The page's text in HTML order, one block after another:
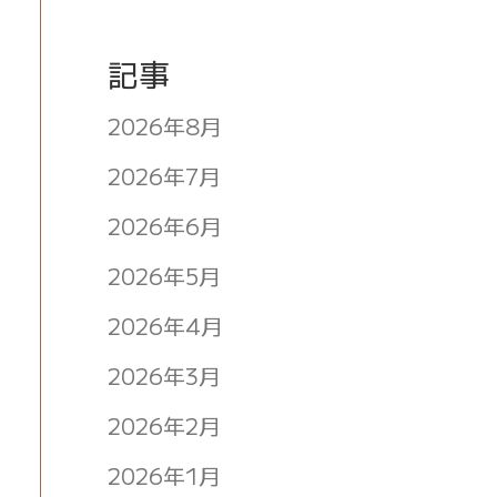
記事
2026年8月
2026年7月
2026年6月
2026年5月
2026年4月
2026年3月
2026年2月
2026年1月